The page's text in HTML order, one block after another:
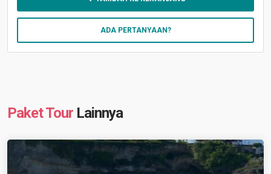
ADA PERTANYAAN?
Paket Tour Lainnya